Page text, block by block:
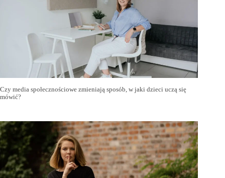
Czy media społecznościowe zmieniają sposób, w jaki dzieci uczą się
mówić?